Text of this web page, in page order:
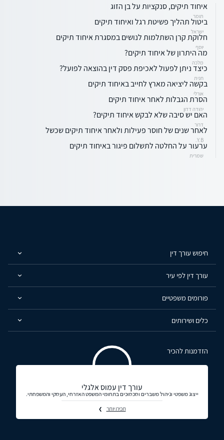
איחוד תיקים, סנקציות על בן הזוג
תומר
ביטול תהליך פשיטת רגל ואיחוד תיקים
ישראל
חלוקת קרן השתלמות לנושים במסגרת איחוד תיקים
יוסף
מה היתרון של איחוד תיקים?
מלכה
כיצד ניתן לפעול לאכיפת פסק דין בהוצאה לפועל?
חנית
בקשה ליציאה מארץ לחייב באיחוד תיקים
אורלי
הסרת הגבלות לאחר איחוד תיקים
יהודה דדון
האם יש סיבה שלא לבקש איחוד תיקים?
דרור
לאחר שנים של חוסר פעילות ולאחר איחוד תיקים שכשל
Y.B.
ערעור על החלטה לתשלום פיגור באיחוד תיקים
שמרית
חיפוש עורך דין
עורך דין לפי עיר
פורומים משפטיים
כלים ושירותים
הזדמנות להכיר
עורך דין עמוס אלגלי
ייצוג משפטי וניהול משברים וסכסוכים בתחומי המשפט האזרחי, העסקי והמשפחתי.
תכירו יותר